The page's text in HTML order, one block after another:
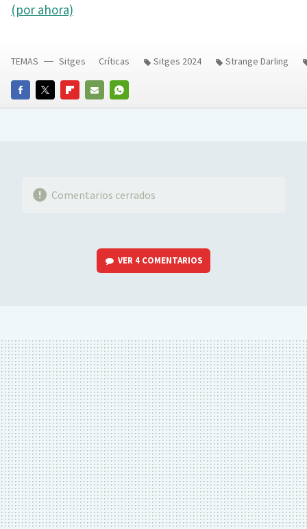
(por ahora)
FACEBOOKTWITTERFLIPBOARD
E-
WHATSAPP
TEMAS Sitges Críticas Sitges 2024 Strange Darling
Comentarios cerrados
VER 4 COMENTARIOS